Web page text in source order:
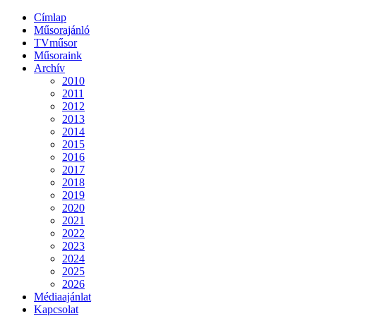
Címlap
Műsorajánló
TVműsor
Műsoraink
Archív
2010
2011
2012
2013
2014
2015
2016
2017
2018
2019
2020
2021
2022
2023
2024
2025
2026
Médiaajánlat
Kapcsolat